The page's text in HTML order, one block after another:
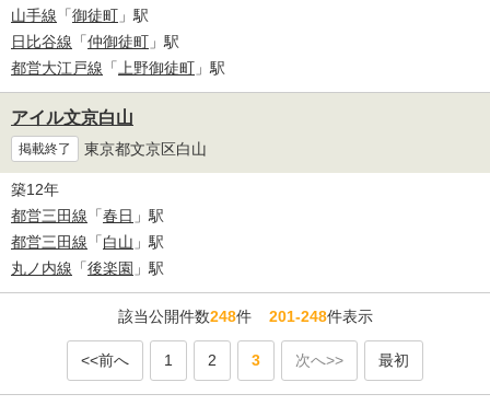
山手線 「御徒町 」駅
日比谷線 「仲御徒町 」駅
都営大江戸線 「上野御徒町 」駅
アイル文京白山
掲載終了 東京都文京区白山
築12年
都営三田線 「春日 」駅
都営三田線 「白山 」駅
丸ノ内線 「後楽園 」駅
該当公開件数248件201-248件表示
<<前へ 1 2 3 次へ>> 最初